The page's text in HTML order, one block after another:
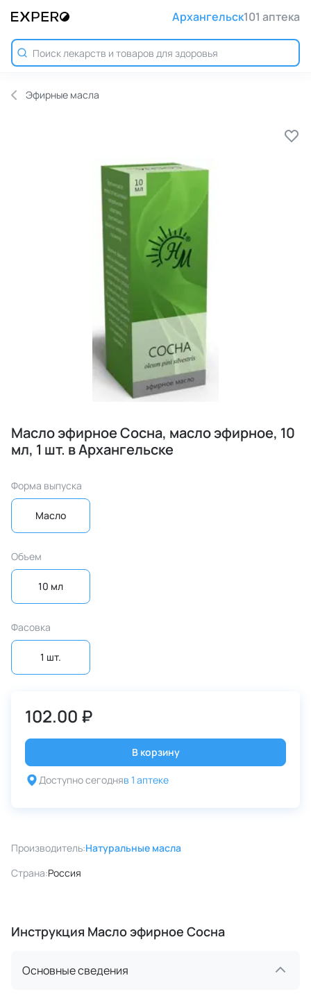
Архангельск101 аптека
Эфирные масла
Масло эфирное Сосна, масло эфирное, 10
мл, 1 шт. в Архангельске
Форма выпуска
Масло
Объем
10 мл
Фасовка
1 шт.
102.00 ₽
В корзину
Доступно сегодняв 1 аптеке
Производитель:Натуральные масла
Страна:Россия
Инструкция Масло эфирное Сосна
Основные сведения